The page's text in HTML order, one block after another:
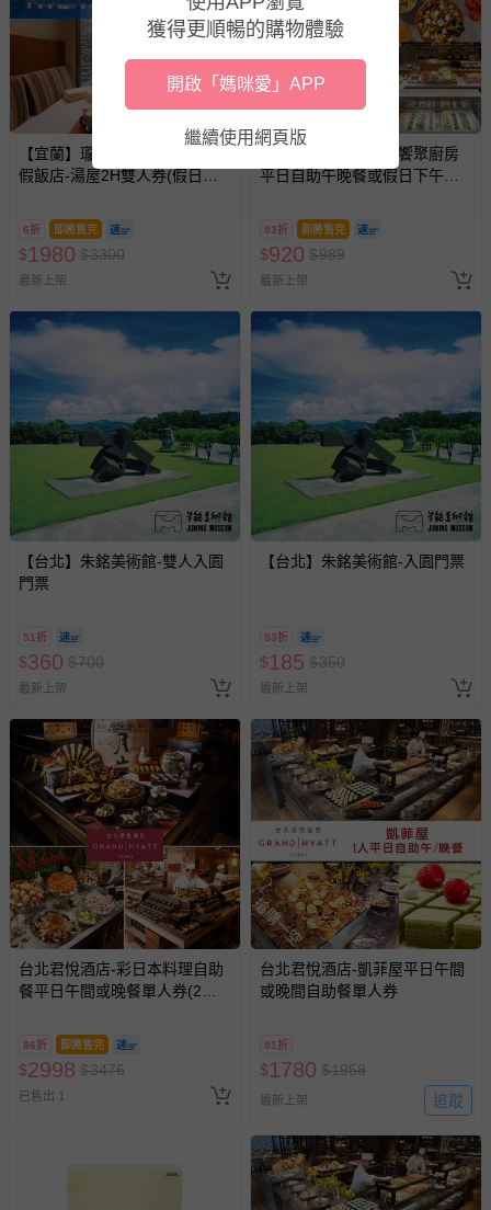
【宜蘭】瓏山林蘇澳冷熱泉度
假飯店-湯屋2H雙人券(假日不
6折 即將售完
$1980 $3300
最新上架
【台北花園大酒店】饗聚廚房
平日自助午晚餐或假日下午茶
93折 即將售完
$920 $989
最新上架
【台北】朱銘美術館-雙人入園
門票
51折
$360 $700
最新上架
【台北】朱銘美術館-入園門票
53折
$185 $350
最新上架
台北君悅酒店-彩日本料理自助
餐平日午間或晚餐單人券(2張
86折 即將售完
$2998 $3476
已售出 1
搶購一空
台北君悅酒店-凱菲屋平日午間
或晚間自助餐單人券
91折
$1780 $1958
最新上架 追蹤
獲得更順暢的購物體驗
開啟「媽咪愛」APP
繼續使用網頁版